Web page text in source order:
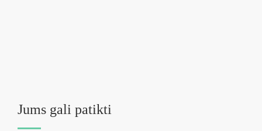
Jums gali patikti